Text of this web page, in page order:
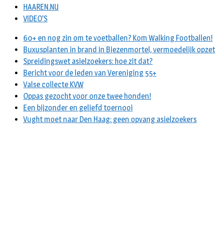
HAAREN.NU
VIDEO’S
60+ en nog zin om te voetballen? Kom Walking Footballen!
Buxusplanten in brand in Biezenmortel, vermoedelijk opzet
Spreidingswet asielzoekers: hoe zit dat?
Bericht voor de leden van Vereniging 55+
Valse collecte KVW
Oppas gezocht voor onze twee honden!
Een bijzonder en geliefd toernooi
Vught moet naar Den Haag: geen opvang asielzoekers